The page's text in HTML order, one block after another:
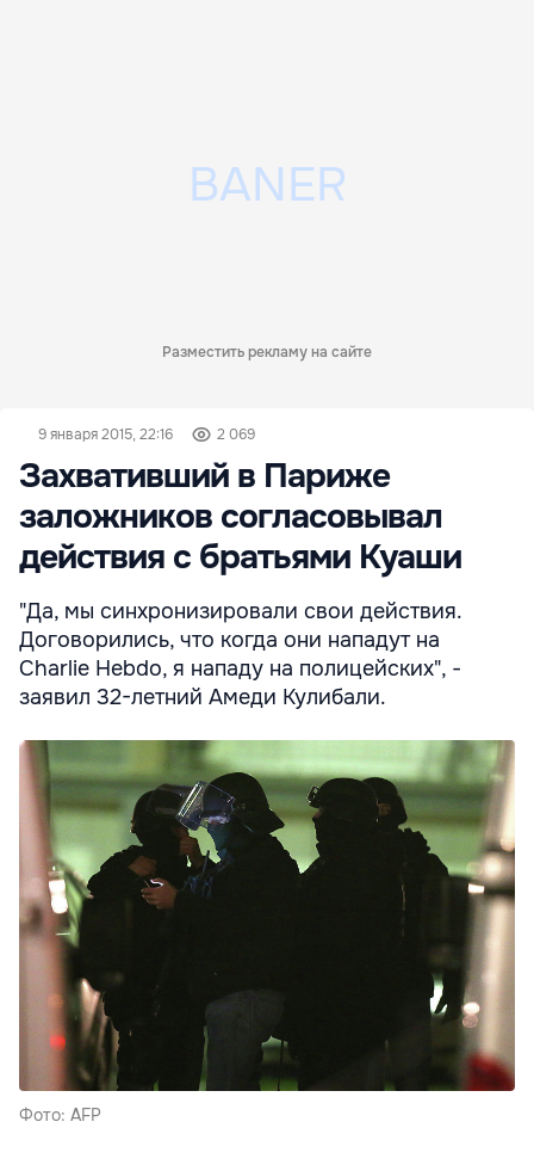
Разместить рекламу на сайте
9 января 2015, 22:16 2 069
Захвативший в Париже
заложников согласовывал
действия с братьями Куаши
"Да, мы синхронизировали свои действия.
Договорились, что когда они нападут на
Charlie Hebdo, я нападу на полицейских", -
заявил 32-летний Амеди Кулибали.
Фото: AFP